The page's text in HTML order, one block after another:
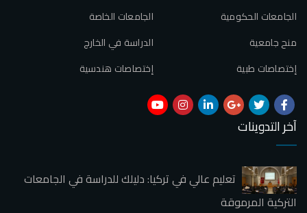
الجامعات الخاصة
الجامعات الحكومية
الدراسة في الخارج
منح جامعية
إختصاصات هندسية
إختصاصات طبية
آخر التدوينات
تعليم عالي في تركيا: دليلك للدراسة في الجامعات
التركية المرموقة